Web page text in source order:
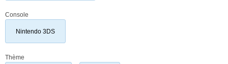
Console
Nintendo 3DS
Thème